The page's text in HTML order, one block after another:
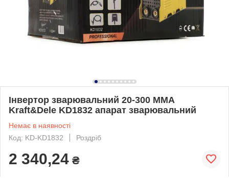
Інвертор зварювальний 20-300 MMA
Kraft&Dele KD1832 апарат зварювальний
Немає в наявності
Код: KD-KD1832
Роздріб
2 340,24 ₴